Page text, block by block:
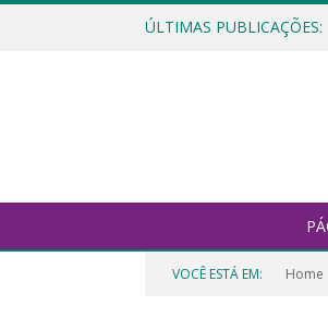
ÚLTIMAS PUBLICAÇÕES:
VOCÊ ESTÁ EM: Home